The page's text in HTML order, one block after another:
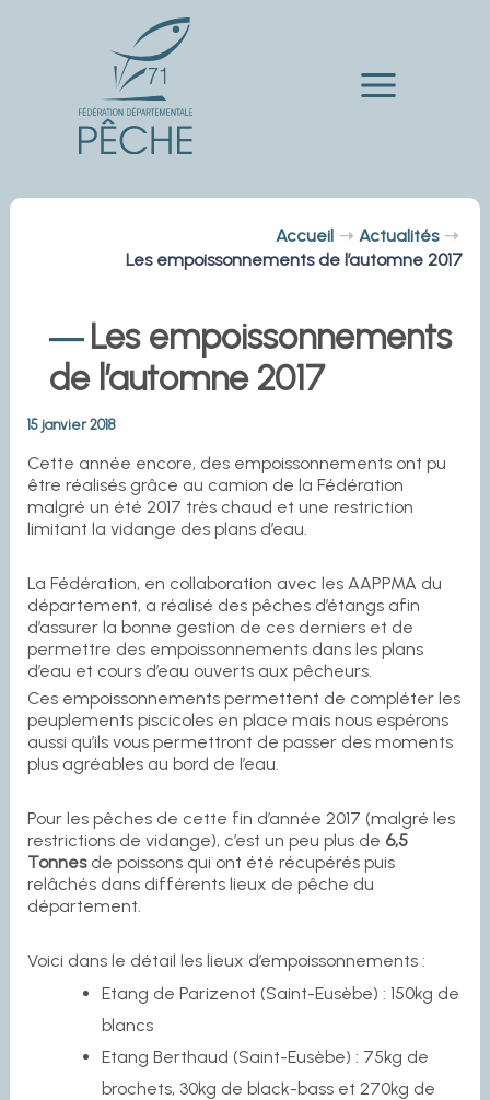
Main
Accueil
Actualités
Les empoissonnements de l’automne 2017
Les empoissonnements
de l’automne 2017
15 janvier 2018
Cette année encore, des empoissonnements ont pu
être réalisés grâce au camion de la Fédération
malgré un été 2017 très chaud et une restriction
limitant la vidange des plans d’eau.
La Fédération, en collaboration avec les AAPPMA du
département, a réalisé des pêches d’étangs afin
d’assurer la bonne gestion de ces derniers et de
permettre des empoissonnements dans les plans
d’eau et cours d’eau ouverts aux pêcheurs.
Ces empoissonnements permettent de compléter les
peuplements piscicoles en place mais nous espérons
aussi qu’ils vous permettront de passer des moments
plus agréables au bord de l’eau.
Pour les pêches de cette fin d’année 2017 (malgré les
restrictions de vidange), c’est un peu plus de 6,5
Tonnesde poissons qui ont été récupérés puis
relâchés dans différents lieux de pêche du
département.
Voici dans le détail les lieux d’empoissonnements :
Etang de Parizenot (Saint-Eusèbe) : 150kg de
blancs
Etang Berthaud (Saint-Eusèbe) : 75kg de
brochets, 30kg de black-bass et 270kg de